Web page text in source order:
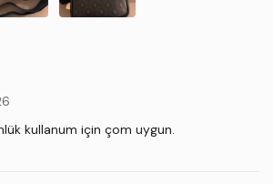
kullanum için çom uygun.